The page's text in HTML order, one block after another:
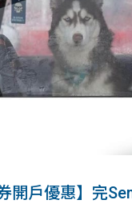
機
學生
故事
大學
生筍
工推
介
Gui
學生
福利
uFina
校園
聯絡
開戶優惠】完